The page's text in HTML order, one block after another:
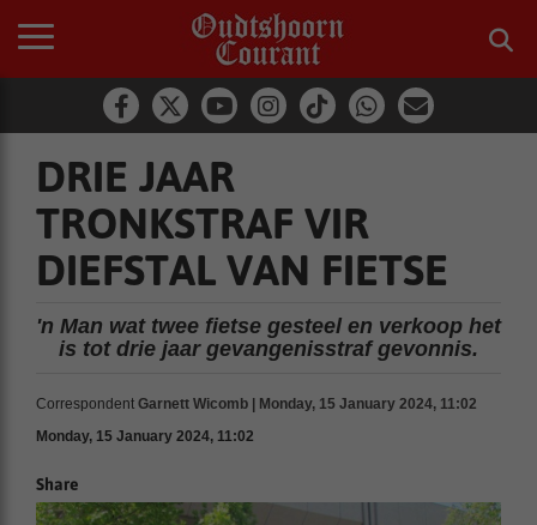
DRIE JAAR
TRONKSTRAF VIR
DIEFSTAL VAN FIETSE
'n Man wat twee fietse gesteel en verkoop het
is tot drie jaar gevangenisstraf gevonnis.
Correspondent Garnett Wicomb | Monday, 15 January 2024, 11:02
Monday, 15 January 2024, 11:02
Share